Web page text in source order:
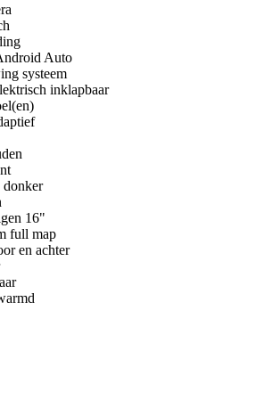
Auto
systeem
inklapbaar
donker
16"
full map
en achter